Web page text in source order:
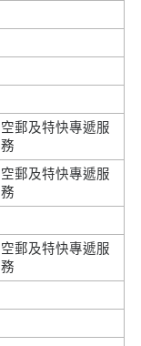
空郵及特快專遞服
務
空郵及特快專遞服
務
空郵及特快專遞服
務